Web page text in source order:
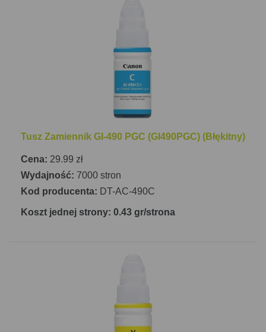
Tusz Zamiennik GI-490 PGC (GI490PGC) (Błękitny)
Cena: 29.99 zł
Wydajność: 7000 stron
Kod producenta: DT-AC-490C
Koszt jednej strony: 0.43 gr/strona